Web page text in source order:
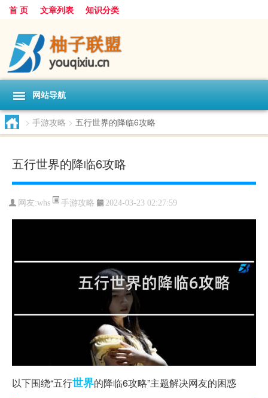
首 页 文章列表 知识分类
网站导航
> 手游攻略 > 五行世界的降临6攻略
五行世界的降临6攻略
网友:whs 手游攻略 2024-03-23 02:27:59
以下围绕“五行世界的降临6攻略”主题解决网友的困惑